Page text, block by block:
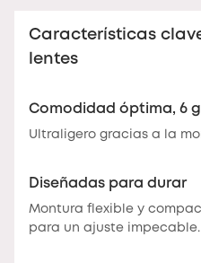
Características
lentes
Comodidad óptima, 6
Ultraligero gracias a la
Diseñadas para durar
Montura flexible y
para un ajuste